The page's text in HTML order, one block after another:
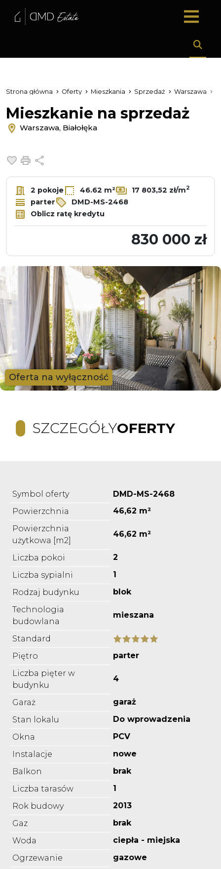
Strona główna Oferty Mieszkania Sprzedaż Warszawa
Mieszkanie na sprzedaż
Warszawa, Białołęka
Dodaj do ulubionych
Drukuj
2 pokoje 46.62 m² 17 803,52 zł/m2
parter
DMD-MS-2468
Oblicz ratę kredytu
830 000 zł
Oferta na wyłączność
SZCZEGÓŁYOFERTY
Symbol oferty
DMD-MS-2468
Powierzchnia
46,62 m²
Powierzchnia
użytkowa [m2]
46,62 m²
Liczba pokoi
2
Liczba sypialni
1
Rodzaj budynku
blok
Technologia
budowlana
mieszana
Standard
Piętro
parter
Liczba pięter w
budynku
4
Garaż
garaż
Stan lokalu
Do wprowadzenia
Okna
PCV
Instalacje
nowe
Balkon
brak
Liczba tarasów
1
Rok budowy
2013
Gaz
brak
Woda
ciepła - miejska
Ogrzewanie
gazowe